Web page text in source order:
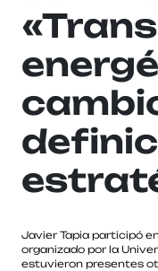
Javier Tapia participó
organizado por la
estuvieron presentes